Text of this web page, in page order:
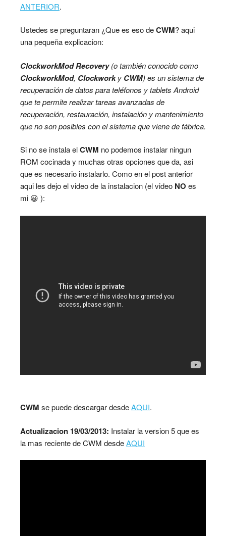
ANTERIOR.
Ustedes se preguntaran ¿Que es eso deCWM? aqui
una pequeña explicacion:
ClockworkModRecovery(o también conocido como
ClockworkMod, Clockworky CWM) es un sistema de
recuperación de datos para teléfonos y tablets Android
que te permite realizar tareas avanzadas de
recuperación, restauración, instalación y mantenimiento
que no son posibles con el sistema que viene de fábrica.
Si no se instala elCWM no podemos instalar ningun
ROM cocinada y muchas otras opciones que da, asi
que es necesario instalarlo. Como en el post anterior
aqui les dejo el video de la instalacion (el video NO es
mi 😀 ):
CWM se puede descargar desdeAQUI.
Actualizacion 19/03/2013: Instalar la version 5 que es
la mas reciente de CWM desdeAQUI